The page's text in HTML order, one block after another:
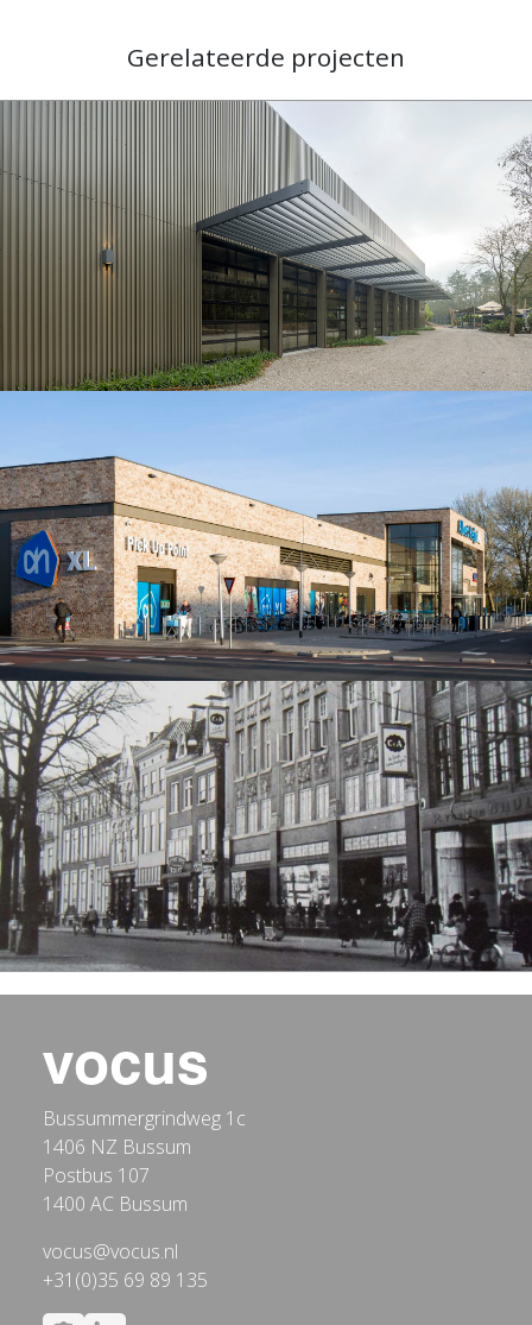
Gerelateerde projecten
Bussummergrindweg 1c
1406 NZ Bussum
Postbus 107
1400 AC Bussum
vocus@vocus.nl
+31(0)35 69 89 135